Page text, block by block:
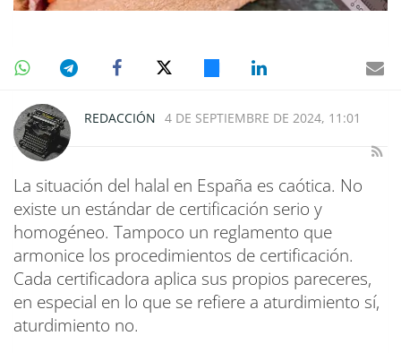
REDACCIÓN 4 DE SEPTIEMBRE DE 2024, 11:01
La situación del halal en España es caótica. No
existe un estándar de certificación serio y
homogéneo. Tampoco un reglamento que
armonice los procedimientos de certificación.
Cada certificadora aplica sus propios pareceres,
en especial en lo que se refiere a aturdimiento sí,
aturdimiento no.